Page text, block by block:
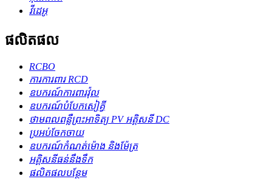
វីដេអូ
ផលិតផល
RCBO
ការការពារ RCD
ឧបករណ៍ការពារវ៉ុល
ឧបករណ៍​បំបែក​សៀគ្វី
ថាមពលពន្លឺព្រះអាទិត្យ PV អគ្គិសនី DC
ប្រអប់ចែកចាយ
ឧបករណ៍កំណត់ម៉ោង និងម៉ែត្រ
អគ្គិសនីធន់នឹងទឹក
ផលិតផលបន្ថែម